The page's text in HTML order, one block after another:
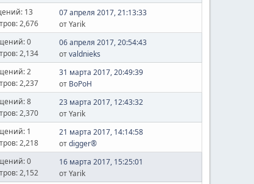
13
2,676
07 апреля 2017, 21:13:33
от Yarik
0
2,134
06 апреля 2017, 20:54:43
отvaldnieks
2
2,237
31 марта 2017, 20:49:39
от BoPoH
8
2,370
23 марта 2017, 12:43:32
от Yarik
1
2,218
21 марта 2017, 14:14:58
отdigger®
0
2,152
16 марта 2017, 15:25:01
от Yarik